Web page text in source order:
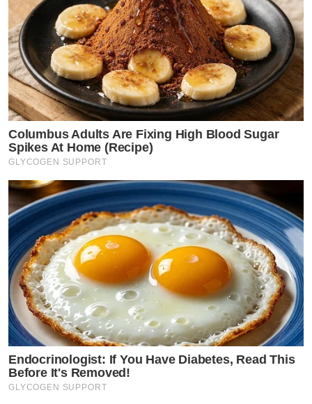
Columbus Adults Are Fixing High Blood Sugar
Spikes At Home (Recipe)
GLYCOGEN SUPPORT
Endocrinologist: If You Have Diabetes, Read This
Before It's Removed!
GLYCOGEN SUPPORT